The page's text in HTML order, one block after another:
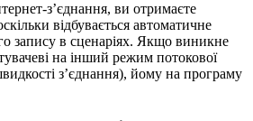
з’єднання, ви отримаєте
відбувається автоматичне
запису в сценаріях. Якщо виникне
на інший режим потокової
з’єднання), йому на програму